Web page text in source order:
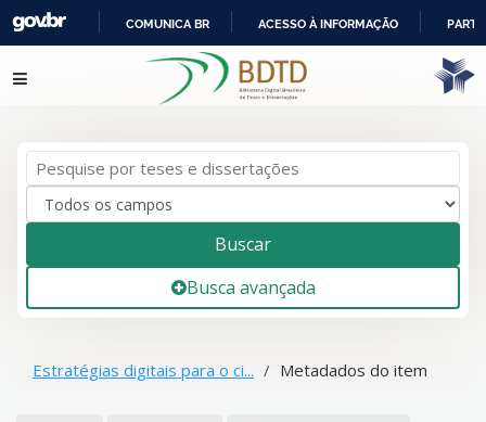
IR
PARA
COMUNICA BR ACESSO À INFORMAÇÃO
Pular para o conteúdo
Buscar
Busca avançada
Estratégias digitais para o ci... Metadados do item